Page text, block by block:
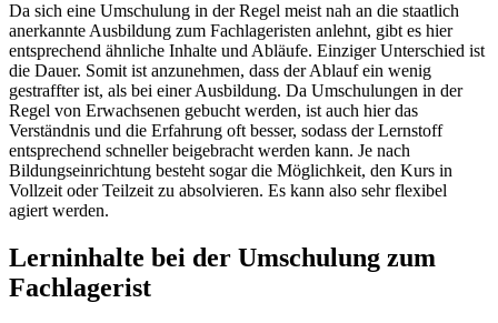
Da sich eine Umschulung in der Regel meist nah an die staatlich
anerkannte Ausbildung zum Fachlageristen anlehnt, gibt es hier
entsprechend ähnliche Inhalte und Abläufe. Einziger Unterschied ist
die Dauer. Somit ist anzunehmen, dass der Ablauf ein wenig
gestraffter ist, als bei einer Ausbildung. Da Umschulungen in der
Regel von Erwachsenen gebucht werden, ist auch hier das
Verständnis und die Erfahrung oft besser, sodass der Lernstoff
entsprechend schneller beigebracht werden kann. Je nach
Bildungseinrichtung besteht sogar die Möglichkeit, den Kurs in
Vollzeit oder Teilzeit zu absolvieren. Es kann also sehr flexibel
agiert werden.
Lerninhalte bei der Umschulung zum
Fachlagerist